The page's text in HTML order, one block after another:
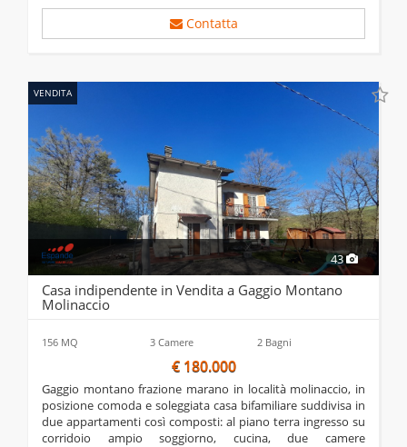
Contatta
VENDITA
43
Casa indipendente in Vendita a Gaggio Montano
Molinaccio
156 MQ 3 Camere 2 Bagni
€ 180.000
gaggio montano frazione marano in località molinaccio, in
posizione comoda e soleggiata casa bifamiliare suddivisa in
due appartamenti così composti: al piano terra ingresso su
corridoio ampio soggiorno, cucina, due camere